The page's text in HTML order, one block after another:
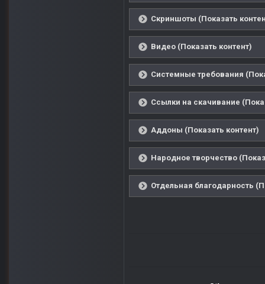
Скриншоты (Показать
Видео (Показать контент)
Системные требования
Ссылки на скачивание
Аддоны (Показать контент)
Народное творчество
Отдельная благодарность